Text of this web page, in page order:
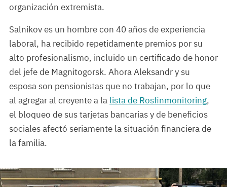
organización extremista.
Salnikov es un hombre con 40 años de experiencia
laboral, ha recibido repetidamente premios por su
alto profesionalismo, incluido un certificado de honor
del jefe de Magnitogorsk. Ahora Aleksandr y su
esposa son pensionistas que no trabajan, por lo que
al agregar al creyente a la lista de Rosfinmonitoring,
el bloqueo de sus tarjetas bancarias y de beneficios
sociales afectó seriamente la situación financiera de
la familia.